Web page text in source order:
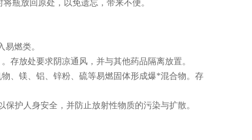
瓶放回原处，以免遗忘，带来不便。
燃类。
存放处要求阴凉通风，并与其他药品隔离放置。
、镁、铝、锌粉、硫等易燃固体形成爆*混合物。存
护人身安全，并防止放射性物质的污染与扩散。